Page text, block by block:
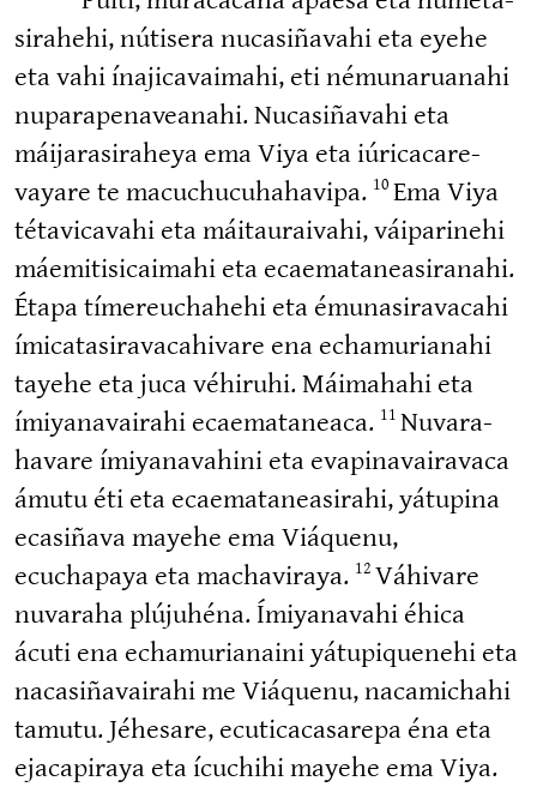
si­rahehi, nútisera nucasi­ñavahi eta eyehe
eta vahi ínaji­ca­vaimahi, eti némuna­ruanahi
nupara­pe­na­veanahi. Nucasi­ñavahi eta
máijara­si­raheya ema Viya eta iúrica­ca­re­
vayare te macuchu­cu­ha­havipa. 10 Ema Viya
tétavi­cavahi eta máitauraivahi, váiparinehi
máemiti­si­caimahi eta ecaema­ta­nea­si­ranahi.
Étapa tímereu­chahehi eta émuna­si­ra­vacahi
ímica­ta­si­ra­va­ca­hivare ena echamu­rianahi
tayehe eta juca véhiruhi. Máimahahi eta
ímiya­na­vairahi ecaema­taneaca. 11 Nuvara­
havare ímiya­na­vahini eta evapi­na­vai­ravaca
ámutu éti eta ecaema­ta­nea­sirahi, yátupina
ecasiñava mayehe ema Viáquenu,
ecuchapaya eta machaviraya. 12 Váhivare
nuvaraha plújuhéna. Ímiya­navahi éhica
ácuti ena echamu­rianaini yátupi­quenehi eta
nacasi­ña­vairahi me Viáquenu, nacamichahi
tamutu. Jéhesare, ecuti­ca­ca­sarepa éna eta
ejaca­piraya eta ícuchihi mayehe ema Viya.